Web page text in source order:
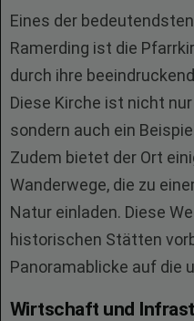
Eines der
Ramerding ist die
durch ihre
Diese Kirche ist nicht
sondern auch ein
Zudem bietet der Ort
Wanderwege, die zu
Natur einladen. Diese
historischen Stätten
Panoramablicke auf die
Wirtschaft und